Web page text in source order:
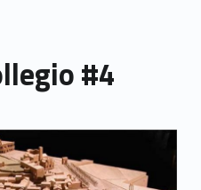
#4